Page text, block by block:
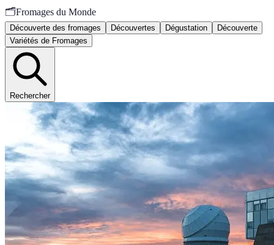
🗂️Fromages du Monde
Découverte des fromages Découvertes Dégustation
Découverte
Variétés de Fromages
Rechercher